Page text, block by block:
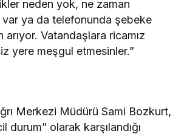
neden yok, ne zaman
ya da telefonunda şebeke
Vatandaşlara ricamız
yere meşgul etmesinler.”
Merkezi Müdürü Sami Bozkurt,
durum” olarak karşılandığı